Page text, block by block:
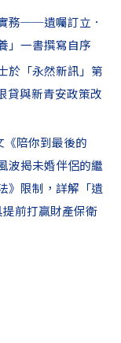
務──遺囑訂立．
」一書撰寫自序
於「永然新訊」第
與新青安政策改
《陪你到最後的
波揭未婚伴侶的繼
》限制，詳解「遺
前打贏財產保衛